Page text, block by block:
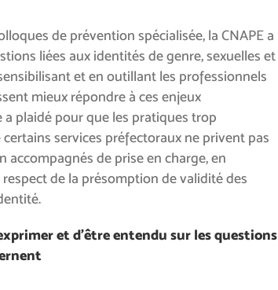
de prévention spécialisée, la CNAPE a
liées aux identités de genre, sexuelles et
et en outillant les professionnels
mieux répondre à ces enjeux
a plaidé pour que les pratiques trop
services préfectoraux ne privent pas
accompagnés de prise en charge, en
de la présomption de validité des
et d’être entendu sur les questions